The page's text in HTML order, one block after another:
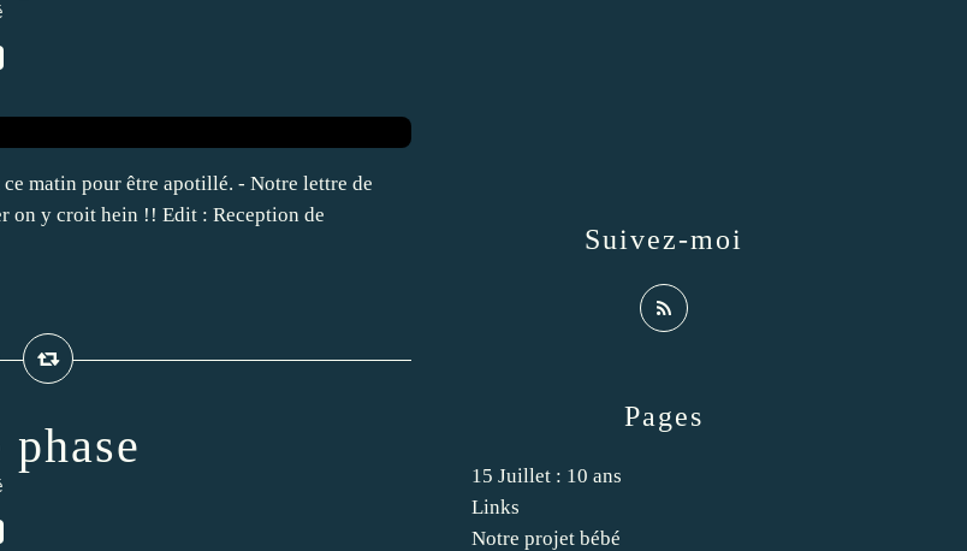
matin pour être apotillé. - Notre lettre de
y croit hein !! Edit : Reception de
Pages
15 Juillet : 10 ans
Links
Notre projet bébé
Suivez-moi